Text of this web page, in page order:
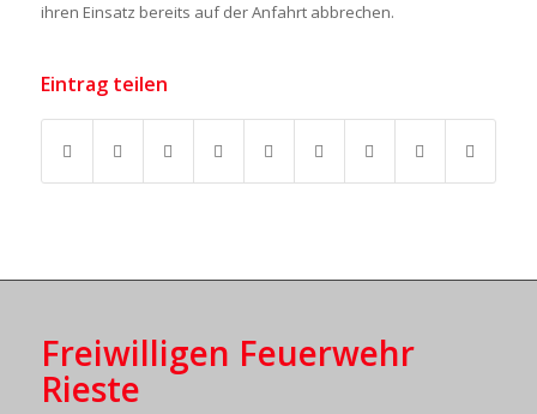
ihren Einsatz bereits auf der Anfahrt abbrechen.
Eintrag teilen
Freiwilligen Feuerwehr
Rieste